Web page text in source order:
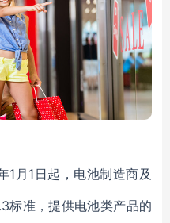
月1日起，电池制造商及
标准，提供电池类产品的